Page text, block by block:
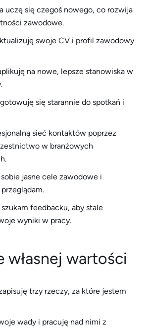
uczę się czegoś nowego, co rozwija
zawodowe.
swoje CV i profil zawodowy
na nowe, lepsze stanowiska w
się starannie do spotkań i
sieć kontaktów poprzez
w branżowych
jasne cele zawodowe i
feedbacku, aby stale
wyniki w pracy.
własnej wartości
trzy rzeczy, za które jestem
wady i pracuję nad nimi z